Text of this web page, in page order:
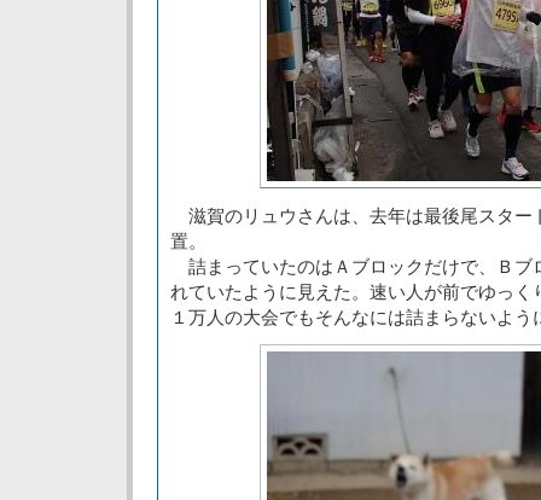
滋賀のリュウさんは、去年は最後尾スター
置。
詰まっていたのはＡブロックだけで、Ｂブ
れていたように見えた。速い人が前でゆっ
１万人の大会でもそんなには詰まらないよう